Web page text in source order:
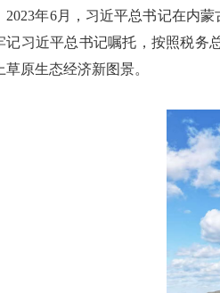
2023年6月，习近平总书记在内
记习近平总书记嘱托，按照税务
草原生态经济新图景。